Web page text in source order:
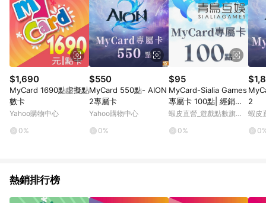
實際回饋請依LINE購物通知為主。 6. 訂單如有使用東森購物
ETMall站內之折扣優惠(包含但不限於東森幣、樂透金、東森現金
券等)，不具點數回饋資格。詳細請依東森購物ETMall之結帳頁面
顯示為準。 7. LINE購物設有「單一商品最高回饋點數」機制(特
殊活動時開放「回饋無上限」)，以同一訂單中同一商品不論件數
計算，並依訂單成立時間當下LINE購物所設定的回饋機制為準。
8. LINE購物為購物資訊整合性平台，商品資料更新會有時間差，
如顯示之商品規格、顏色、價位、贈品與東森購物ETMall銷售網
頁不符，以銷售網頁標示為準。 9. 若有贈點爭議，請務必於訂單
日期+180天以內至LINE購物客服洽詢；若超過180天(含)以上進
行申訴，恕無法贈點回饋。 10. 部分點數紅包僅限指定商品使
用，或不適用於無回饋商品。各點數紅包之適用商品與使用條件
$1,690
MyCard 1690點虛擬點
數卡
Yahoo購物中心
0%
$550
MyCard 550點- AION
2專屬卡
Yahoo購物中心
0%
$95
MyCard-Sialia Games
專屬卡 100點| 經銷授
權 系統發號 官方旗艦
蝦皮直營_遊戲點數旗艦
0%
2
蝦皮
熱銷排行榜